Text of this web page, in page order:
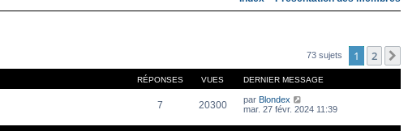
73 sujets 1 2
RÉPONSES VUES DERNIER MESSAGE
7 20300 par Blondex
mar. 27 févr. 2024 11:39